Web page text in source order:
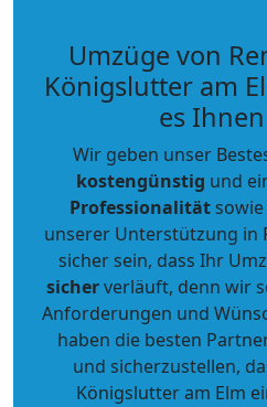
Umzüge von
Königslutter am
es
Wir geben unser
kostengünstig und
Professionalität
unserer Unterstützung in
sicher sein, dass Ihr
sicherverläuft, denn wir
Anforderungen und
haben die besten
und sicherzustellen,
Königslutter am Elm